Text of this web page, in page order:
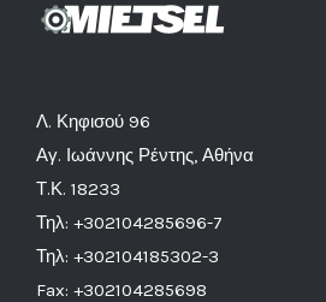
Λ. Κηφισού 96
Αγ. Ιωάννης Ρέντης, Αθήνα
Τ.Κ. 18233
Τηλ: +302104285696-7
Τηλ: +302104185302-3
Fax: +302104285698